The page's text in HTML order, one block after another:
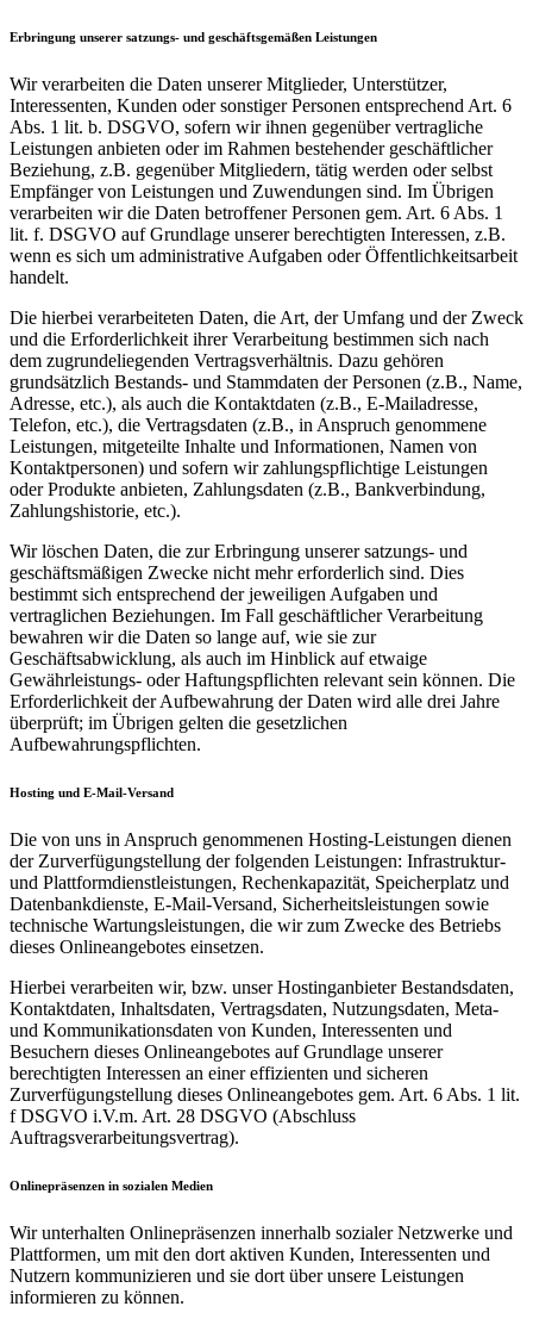
Erbringung unserer satzungs- und geschäftsgemäßen Leistungen
Wir verarbeiten die Daten unserer Mitglieder, Unterstützer,
Interessenten, Kunden oder sonstiger Personen entsprechend Art. 6
Abs. 1 lit. b. DSGVO, sofern wir ihnen gegenüber vertragliche
Leistungen anbieten oder im Rahmen bestehender geschäftlicher
Beziehung, z.B. gegenüber Mitgliedern, tätig werden oder selbst
Empfänger von Leistungen und Zuwendungen sind. Im Übrigen
verarbeiten wir die Daten betroffener Personen gem. Art. 6 Abs. 1
lit. f. DSGVO auf Grundlage unserer berechtigten Interessen, z.B.
wenn es sich um administrative Aufgaben oder Öffentlichkeitsarbeit
handelt.
Die hierbei verarbeiteten Daten, die Art, der Umfang und der Zweck
und die Erforderlichkeit ihrer Verarbeitung bestimmen sich nach
dem zugrundeliegenden Vertragsverhältnis. Dazu gehören
grundsätzlich Bestands- und Stammdaten der Personen (z.B., Name,
Adresse, etc.), als auch die Kontaktdaten (z.B., E-Mailadresse,
Telefon, etc.), die Vertragsdaten (z.B., in Anspruch genommene
Leistungen, mitgeteilte Inhalte und Informationen, Namen von
Kontaktpersonen) und sofern wir zahlungspflichtige Leistungen
oder Produkte anbieten, Zahlungsdaten (z.B., Bankverbindung,
Zahlungshistorie, etc.).
Wir löschen Daten, die zur Erbringung unserer satzungs- und
geschäftsmäßigen Zwecke nicht mehr erforderlich sind. Dies
bestimmt sich entsprechend der jeweiligen Aufgaben und
vertraglichen Beziehungen. Im Fall geschäftlicher Verarbeitung
bewahren wir die Daten so lange auf, wie sie zur
Geschäftsabwicklung, als auch im Hinblick auf etwaige
Gewährleistungs- oder Haftungspflichten relevant sein können. Die
Erforderlichkeit der Aufbewahrung der Daten wird alle drei Jahre
überprüft; im Übrigen gelten die gesetzlichen
Aufbewahrungspflichten.
Hosting und E-Mail-Versand
Die von uns in Anspruch genommenen Hosting-Leistungen dienen
der Zurverfügungstellung der folgenden Leistungen: Infrastruktur-
und Plattformdienstleistungen, Rechenkapazität, Speicherplatz und
Datenbankdienste, E-Mail-Versand, Sicherheitsleistungen sowie
technische Wartungsleistungen, die wir zum Zwecke des Betriebs
dieses Onlineangebotes einsetzen.
Hierbei verarbeiten wir, bzw. unser Hostinganbieter Bestandsdaten,
Kontaktdaten, Inhaltsdaten, Vertragsdaten, Nutzungsdaten, Meta-
und Kommunikationsdaten von Kunden, Interessenten und
Besuchern dieses Onlineangebotes auf Grundlage unserer
berechtigten Interessen an einer effizienten und sicheren
Zurverfügungstellung dieses Onlineangebotes gem. Art. 6 Abs. 1 lit.
f DSGVO i.V.m. Art. 28 DSGVO (Abschluss
Auftragsverarbeitungsvertrag).
Onlinepräsenzen in sozialen Medien
Wir unterhalten Onlinepräsenzen innerhalb sozialer Netzwerke und
Plattformen, um mit den dort aktiven Kunden, Interessenten und
Nutzern kommunizieren und sie dort über unsere Leistungen
informieren zu können.